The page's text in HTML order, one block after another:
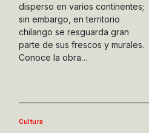
disperso en varios continentes;
sin embargo, en territorio
chilango se resguarda gran
parte de sus frescos y murales.
Conoce la obra…
Cultura